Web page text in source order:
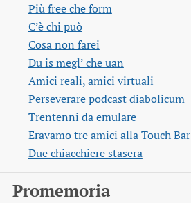
Più free che form
C’è chi può
Cosa non farei
Du is megl’ che uan
Amici reali, amici virtuali
Perseverare podcast diabolicum
Trentenni da emulare
Eravamo tre amici alla Touch Bar
Due chiacchiere stasera
Promemoria